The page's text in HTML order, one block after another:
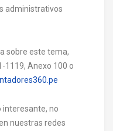
administrativos
sobre este tema,
1119, Anexo 100 o
interesante, no
nuestras redes